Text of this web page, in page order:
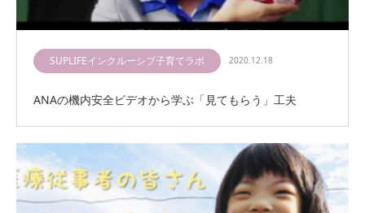
SUPLIFEインクルーシブ子育てラボ 2020.12.18
ANAの機内安全ビデオから学ぶ「見てもらう」工夫